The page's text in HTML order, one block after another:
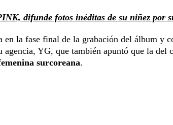
difunde fotos inéditas de su niñez por
en la fase final de la grabación del álbum y
agencia, YG, que también apuntó que la del
surcoreana.